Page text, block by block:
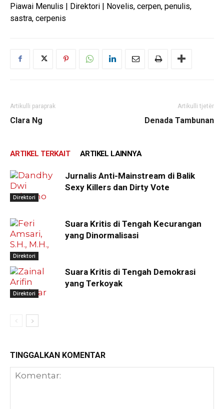
Piawai Menulis | Direktori | Novelis, cerpen, penulis,
sastra, cerpenis
Artikulli paraprak
Clara Ng
Artikulli tjetër
Denada Tambunan
ARTIKEL TERKAIT ARTIKEL LAINNYA
Direktori
Jurnalis Anti-Mainstream di Balik
Sexy Killers dan Dirty Vote
Direktori
Suara Kritis di Tengah Kecurangan
yang Dinormalisasi
Direktori
Suara Kritis di Tengah Demokrasi
yang Terkoyak
TINGGALKAN KOMENTAR